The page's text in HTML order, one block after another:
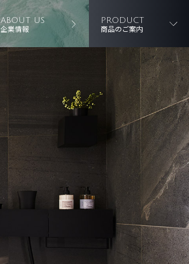
ABOUT US
企業情報
PRODUCT
商品のご案内